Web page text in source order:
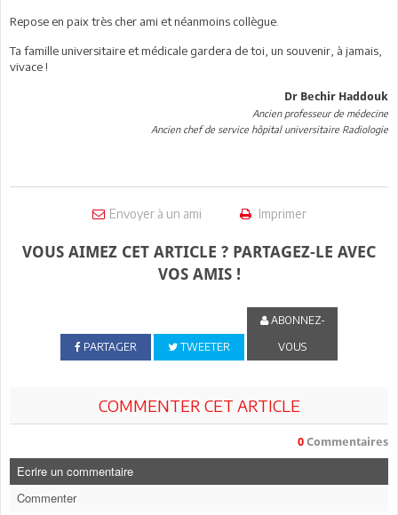
Repose en paix très cher ami et néanmoins collègue.
Ta famille universitaire et médicale gardera de toi, un souvenir, à jamais,
vivace !
Dr Bechir Haddouk
Ancien professeur de médecine
Ancien chef de service hôpital universitaire Radiologie
Envoyer à un ami Imprimer
VOUS AIMEZ CET ARTICLE ? PARTAGEZ-LE AVEC
VOS AMIS !
PARTAGER TWEETER
ABONNEZ-
VOUS
COMMENTER CET ARTICLE
0 Commentaires
Ecrire un commentaire
Commenter